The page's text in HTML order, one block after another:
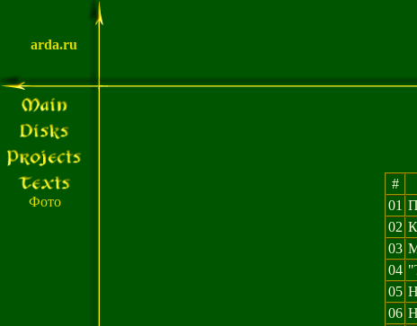
arda.ru
Фото
#
01
02
03
04
05
06